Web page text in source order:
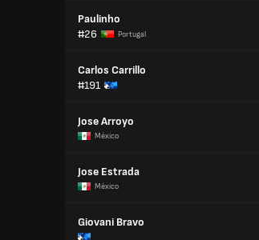
Paulinho
#26
Portugal
Carlos Carrillo
#191
Jose Arroyo
México
Jose Estrada
México
Giovani Bravo